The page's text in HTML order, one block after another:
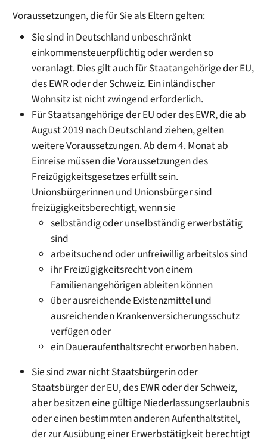
Voraussetzungen, die für Sie als Eltern gelten:
Sie sind in Deutschland unbeschränkt
einkommensteuerpflichtig oder werden so
veranlagt. Dies gilt auch für Staatangehörige der EU,
des EWR oder der Schweiz. Ein inländischer
Wohnsitz ist nicht zwingend erforderlich.
Für Staatsangehörige der EU oder des EWR, die ab
August 2019 nach Deutschland ziehen, gelten
weitere Voraussetzungen. Ab dem 4. Monat ab
Einreise müssen die Voraussetzungen des
Freizügigkeitsgesetzes erfüllt sein.
Unionsbürgerinnen und Unionsbürger sind
freizügigkeitsberechtigt, wenn sie
selbständig oder unselbständig erwerbstätig
sind
arbeitsuchend oder unfreiwillig arbeitslos sind
ihr Freizügigkeitsrecht von einem
Familienangehörigen ableiten können
über ausreichende Existenzmittel und
ausreichenden Krankenversicherungsschutz
verfügen oder
ein Daueraufenthaltsrecht erworben haben.
Sie sind zwar nicht Staatsbürgerin oder
Staatsbürger der EU, des EWR oder der Schweiz,
aber besitzen eine gültige Niederlassungserlaubnis
oder einen bestimmten anderen Aufenthaltstitel,
der zur Ausübung einer Erwerbstätigkeit berechtigt